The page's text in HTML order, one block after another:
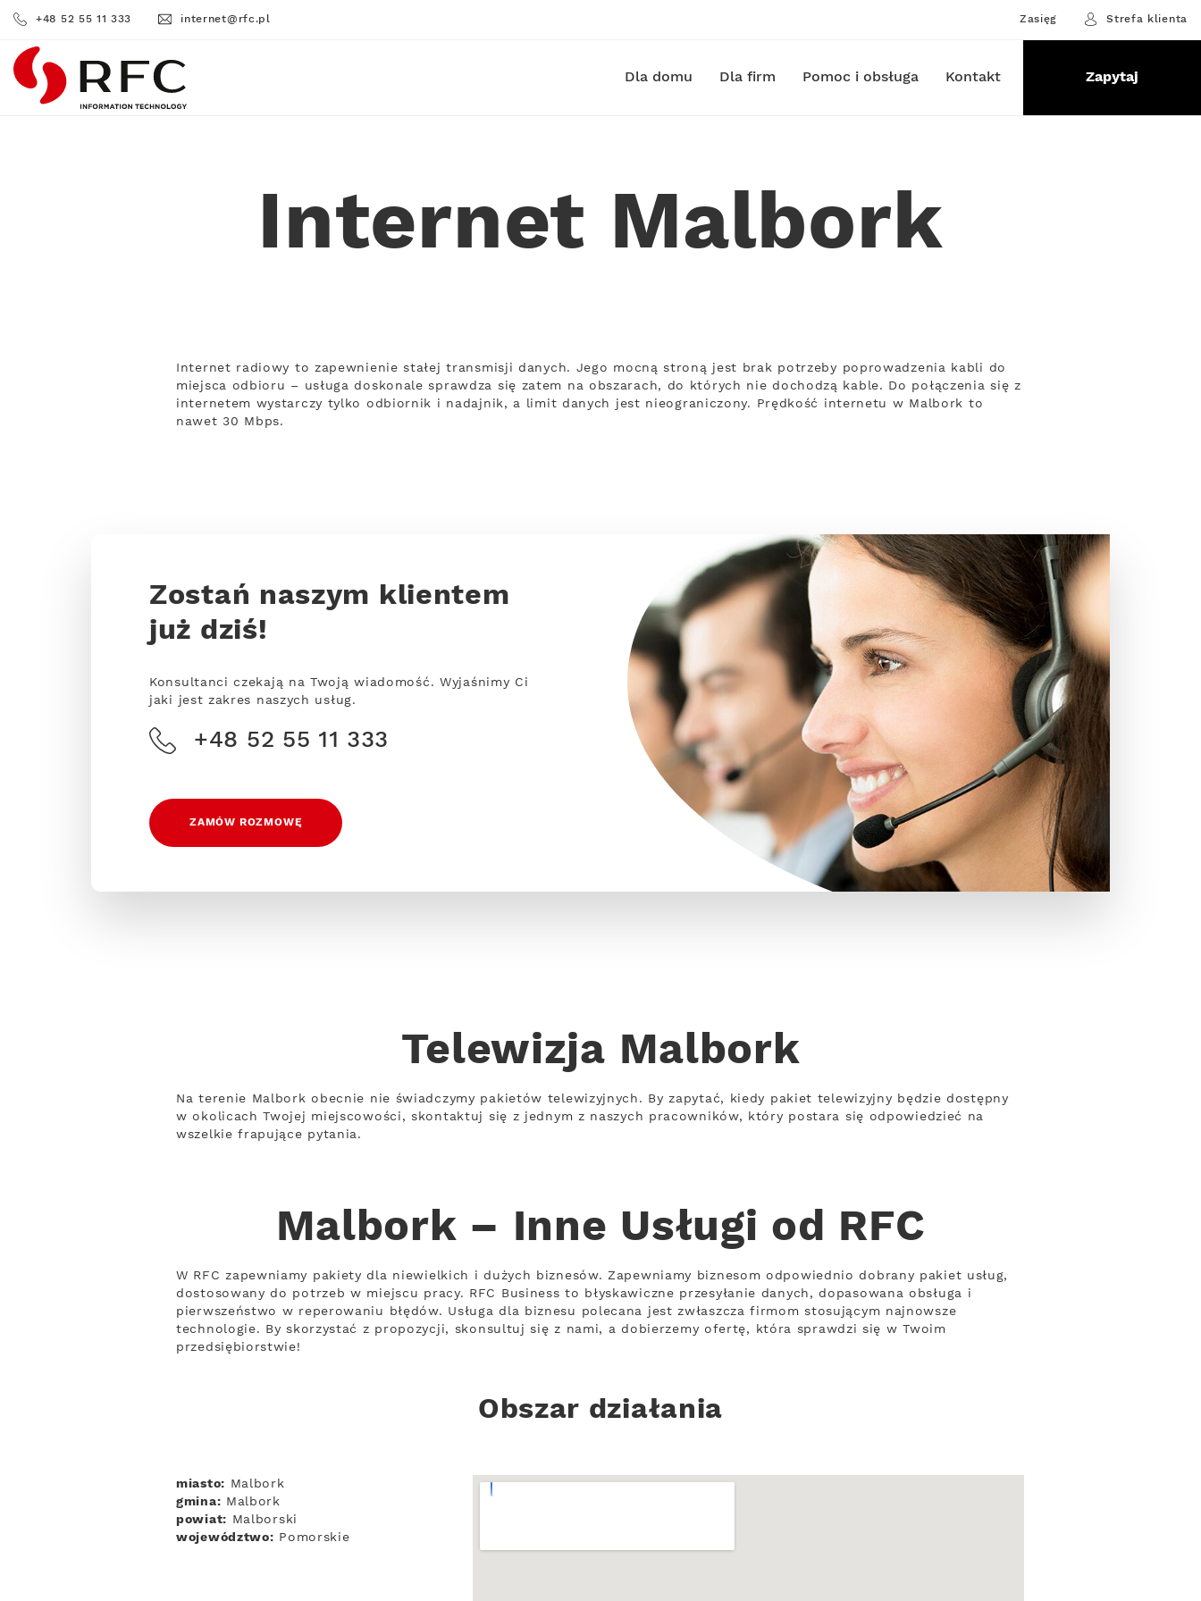
+48 52 55 11 333 internet@rfc.pl Zasięg Strefa klienta
RFC Dla domu Dla firm Pomoc i obsługa Kontakt Zapytaj
Internet Malbork
Internet radiowy to zapewnienie stałej transmisji danych. Jego mocną stroną jest brak potrzeby poprowadzenia kabli do
miejsca odbioru – usługa doskonale sprawdza się zatem na obszarach, do których nie dochodzą kable. Do połączenia się z
internetem wystarczy tylko odbiornik i nadajnik, a limit danych jest nieograniczony. Prędkość internetu w Malbork to
nawet 30 Mbps.
Zostań naszym klientem
już dziś!
Konsultanci czekają na Twoją wiadomość. Wyjaśnimy Ci
jaki jest zakres naszych usług.
+48 52 55 11 333
ZAMÓW ROZMOWĘ
Telewizja Malbork
Na terenie Malbork obecnie nie świadczymy pakietów telewizyjnych. By zapytać, kiedy pakiet telewizyjny będzie dostępny
w okolicach Twojej miejscowości, skontaktuj się z jednym z naszych pracowników, który postara się odpowiedzieć na
wszelkie frapujące pytania.
Malbork – Inne Usługi od RFC
W RFC zapewniamy pakiety dla niewielkich i dużych biznesów. Zapewniamy biznesom odpowiednio dobrany pakiet usług,
dostosowany do potrzeb w miejscu pracy. RFC Business to błyskawiczne przesyłanie danych, dopasowana obsługa i
pierwszeństwo w reperowaniu błędów. Usługa dla biznesu polecana jest zwłaszcza firmom stosującym najnowsze
technologie. By skorzystać z propozycji, skonsultuj się z nami, a dobierzemy ofertę, która sprawdzi się w Twoim
przedsiębiorstwie!
Obszar działania
miasto: Malbork
gmina: Malbork
powiat: Malborski
województwo: Pomorskie